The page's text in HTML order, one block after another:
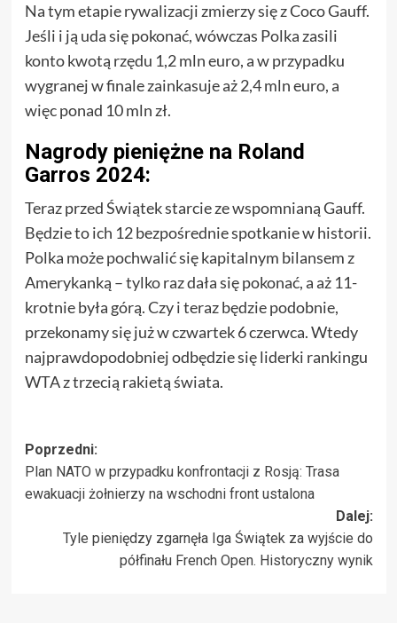
Na tym etapie rywalizacji zmierzy się z Coco Gauff.
Jeśli i ją uda się pokonać, wówczas Polka zasili
konto kwotą rzędu 1,2 mln euro, a w przypadku
wygranej w finale zainkasuje aż 2,4 mln euro, a
więc ponad 10 mln zł.
Nagrody pieniężne na Roland
Garros 2024:
Teraz przed Świątek starcie ze wspomnianą Gauff.
Będzie to ich 12 bezpośrednie spotkanie w historii.
Polka może pochwalić się kapitalnym bilansem z
Amerykanką – tylko raz dała się pokonać, a aż 11-
krotnie była górą. Czy i teraz będzie podobnie,
przekonamy się już w czwartek 6 czerwca. Wtedy
najprawdopodobniej odbędzie się liderki rankingu
WTA z trzecią rakietą świata.
Zobacz
wpisy
Poprzedni:
Plan NATO w przypadku konfrontacji z Rosją: Trasa
ewakuacji żołnierzy na wschodni front ustalona
Dalej:
Tyle pieniędzy zgarnęła Iga Świątek za wyjście do
półfinału French Open. Historyczny wynik